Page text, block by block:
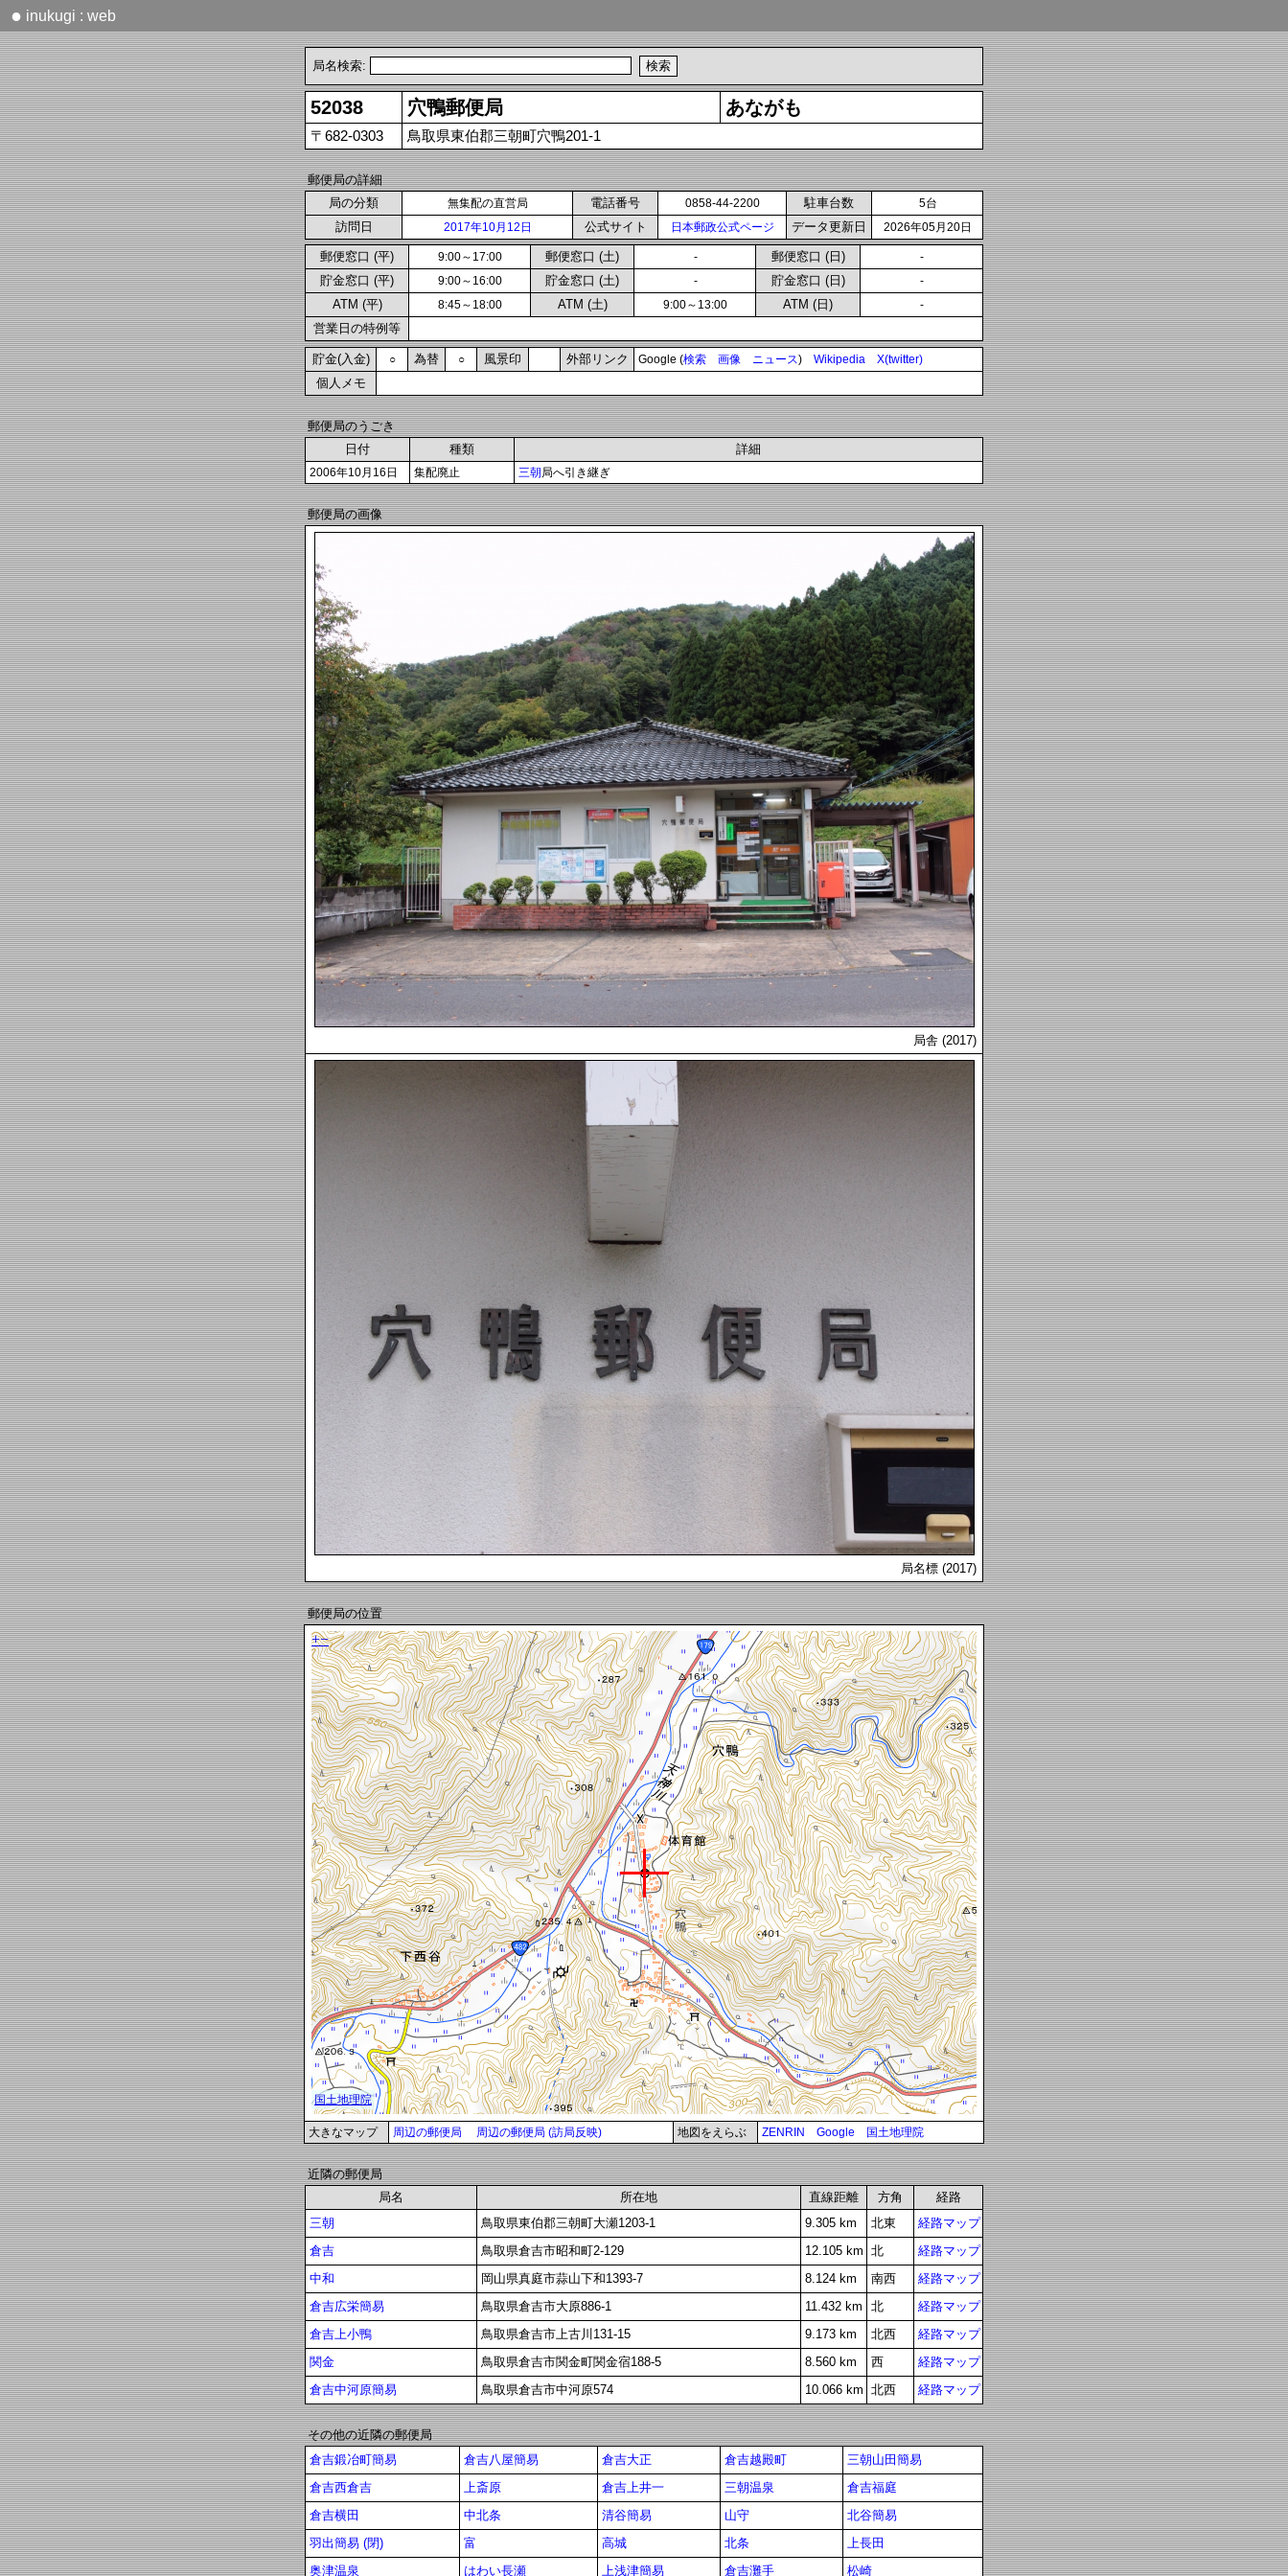
● inukugi : web
局名検索:
52038 穴鴨郵便局 あながも
〒682-0303 鳥取県東伯郡三朝町穴鴨201-1
郵便局の詳細
局の分類
無集配の直営局 電話番号 0858-44-2200 駐車台数 5台
訪問日 2017年10月12日 公式サイト 日本郵政公式ページ データ更新日 2026年05月20日
郵便窓口 (平) 9:00～17:00 郵便窓口 (土) - 郵便窓口 (日) -
貯金窓口 (平) 9:00～16:00 貯金窓口 (土) - 貯金窓口 (日) -
ATM (平) 8:45～18:00 ATM (土) 9:00～13:00 ATM (日) -
営業日の特例等
貯金(入金) ○ 為替 ○ 風景印 外部リンク Google (検索 画像 ニュース) Wikipedia X(twitter)
個人メモ
郵便局のうごき
日付
種類 詳細
2006年10月16日 集配廃止 三朝局へ引き継ぎ
郵便局の画像
局舎 (2017)
局名標 (2017)
郵便局の位置
大きなマップ 周辺の郵便局 周辺の郵便局 (訪局反映) 地図をえらぶ ZENRIN Google 国土地理院
近隣の郵便局
局名
所在地 直線距離 方角
経路
三朝
鳥取県東伯郡三朝町大瀬1203-1 9.305 km 北東
経路マップ
倉吉
鳥取県倉吉市昭和町2-129 12.105 km 北
経路マップ
中和
岡山県真庭市蒜山下和1393-7 8.124 km 南西
経路マップ
倉吉広栄簡易
鳥取県倉吉市大原886-1 11.432 km 北
経路マップ
倉吉上小鴨
鳥取県倉吉市上古川131-15 9.173 km 北西
経路マップ
関金
鳥取県倉吉市関金町関金宿188-5 8.560 km 西
経路マップ
倉吉中河原簡易
鳥取県倉吉市中河原574 10.066 km 北西 経路マップ
その他の近隣の郵便局
倉吉鍛冶町簡易
倉吉八屋簡易 倉吉大正 倉吉越殿町
三朝山田簡易
倉吉西倉吉
上斎原 倉吉上井一 三朝温泉
倉吉福庭
倉吉横田
中北条 清谷簡易 山守
北谷簡易
羽出簡易 (閉)
富 高城 北条
上長田
奥津温泉
はわい長瀬 上浅津簡易 倉吉灘手 松崎